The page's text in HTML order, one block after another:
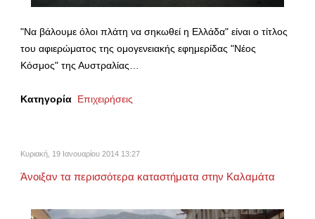
"Να βάλουμε όλοι πλάτη να σηκωθεί η Ελλάδα" είναι ο τίτλος
του αφιερώματος της ομογενειακής εφημερίδας "Νέος
Κόσμος" της Αυστραλίας…
Κατηγορία Επιχειρήσεις
Κυριακή, 19 Ιανουαρίου 2014 13:27
Άνοιξαν τα περισσότερα καταστήματα στην Καλαμάτα